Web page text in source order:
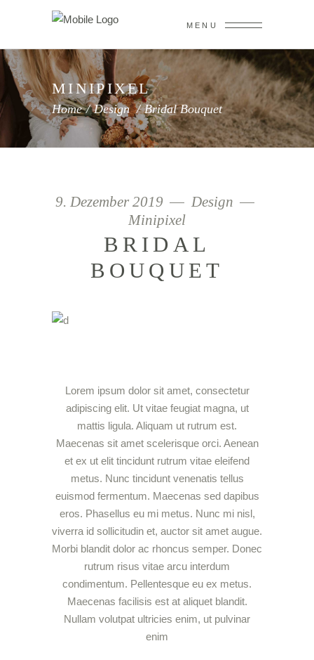
MENU
MINIPIXEL
Home/Design/Bridal Bouquet
9. Dezember 2019
Design
Minipixel
BRIDAL
BOUQUET
Lorem ipsum dolor sit amet, consectetur
adipiscing elit. Ut vitae feugiat magna, ut
mattis ligula. Aliquam ut rutrum est.
Maecenas sit amet scelerisque orci. Aenean
et ex ut elit tincidunt rutrum vitae eleifend
metus. Nunc tincidunt venenatis tellus
euismod fermentum. Maecenas sed dapibus
eros. Phasellus eu mi metus. Nunc mi nisl,
viverra id sollicitudin et, auctor sit amet augue.
Morbi blandit dolor ac rhoncus semper. Donec
rutrum risus vitae arcu interdum
condimentum. Pellentesque eu ex metus.
Maecenas facilisis est at aliquet blandit.
Nullam volutpat ultricies enim, ut pulvinar
enim